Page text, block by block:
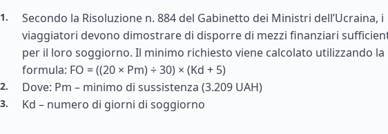
Secondo la Risoluzione n. 884 del Gabinetto dei Ministri dell’Ucraina, i
viaggiatori devono dimostrare di disporre di mezzi finanziari
per il loro soggiorno. Il minimo richiesto viene calcolato utilizzando la
formula: FO = ((20 × Pm) ÷ 30) × (Kd + 5)
Dove: Pm – minimo di sussistenza (3.209 UAH)
Kd – numero di giorni di soggiorno